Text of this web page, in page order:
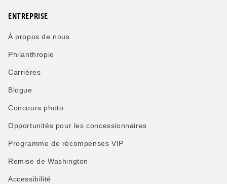
ENTREPRISE
À propos de nous
Philanthropie
Carrières
Blogue
Concours photo
Opportunités pour les concessionnaires
Programme de récompenses VIP
Remise de Washington
Accessibilité